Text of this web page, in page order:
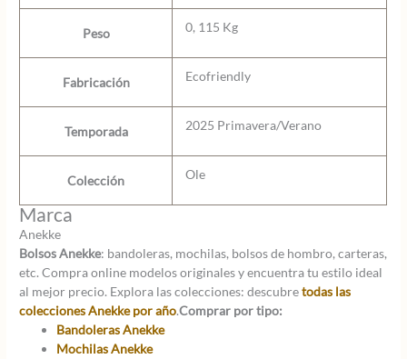
Peso 0, 115 Kg
Fabricación Ecofriendly
Temporada 2025 Primavera/Verano
Colección Ole
Marca
Anekke
Bolsos Anekke: bandoleras, mochilas, bolsos de hombro, carteras,
etc. Compra online modelos originales y encuentra tu estilo ideal
al mejor precio. Explora las colecciones: descubretodas las
colecciones Anekke por año.Comprar por tipo:
Bandoleras Anekke
Mochilas Anekke